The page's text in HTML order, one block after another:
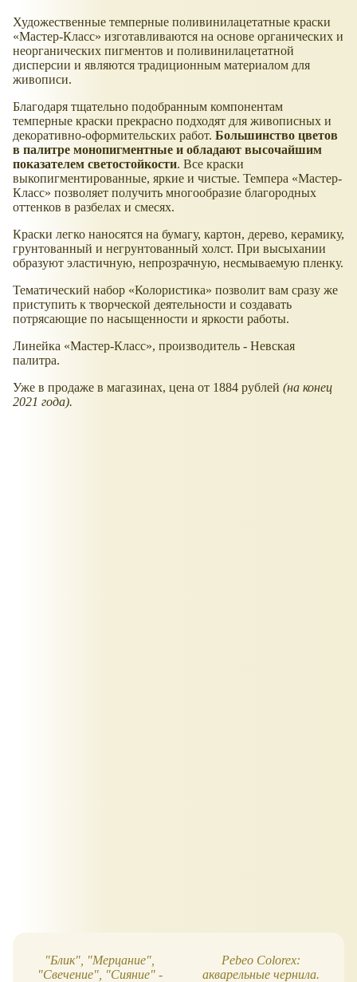
Художественные темперные поливинилацетатные краски
Мастер-Класс
изготавливаются на основе органических и
неорганических пигментов и поливинилацетатной
дисперсии и являются традиционным материалом для
живописи.
Благодаря тщательно подобранным компонентам
темперные краски прекрасно подходят для живописных и
декоративно-оформительских работ. Большинство цветов
в палитре монопигментные и обладают высочайшим
показателем светостойкости. Все краски
выкопигментированные, яркие и чистые. Темпера
Мастер-
Класс
позволяет получить многообразие благородных
оттенков в разбелах и смесях.
Краски легко наносятся на бумагу, картон, дерево, керамику,
грунтованный и негрунтованный холст. При высыхании
образуют эластичную, непрозрачную, несмываемую пленку.
Тематический набор
Колористика
позволит вам сразу же
приступить к творческой деятельности и создавать
потрясающие по насыщенности и яркости работы.
Линейка
Мастер-Класс , производитель - Невская
палитра.
Уже в продаже в магазинах, цена от 1884 рублей (на конец
2021 года).
"Блик", "Мерцание",
"Свечение", "Сияние" -
Pebeo Colorex:
акварельные чернила.